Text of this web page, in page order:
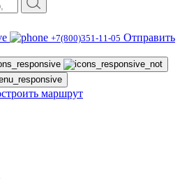
+7(800)351-11-05 Отправить
маршрут